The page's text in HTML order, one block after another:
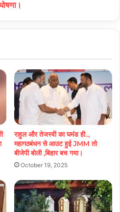
राहुल और तेजस्वी का घमंड ही..,
महागठबंधन से आउट हुई JMM तो
बीजेपी बोली ,बिहार बच गया।
October 19, 2025